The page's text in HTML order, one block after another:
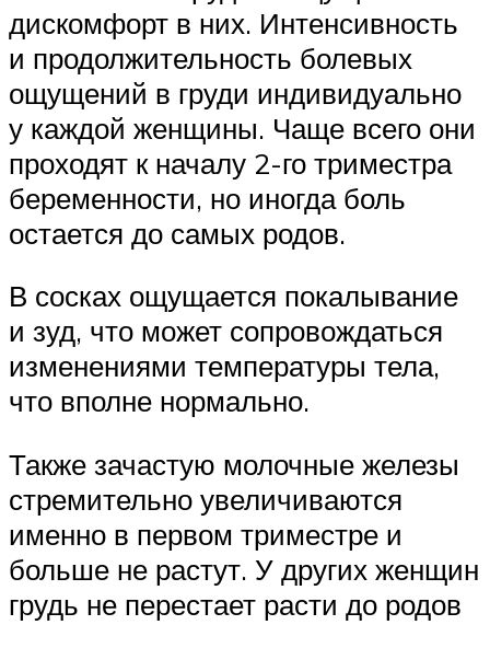
дискомфорт в них. Интенсивность
и продолжительность болевых
ощущений в груди индивидуально
у каждой женщины. Чаще всего они
проходят к началу 2-го триместра
беременности, но иногда боль
остается до самых родов.
В сосках ощущается покалывание
и зуд, что может сопровождаться
изменениями температуры тела,
что вполне нормально.
Также зачастую молочные железы
стремительно увеличиваются
именно в первом триместре и
больше не растут. У других женщин
грудь не перестает расти до родов